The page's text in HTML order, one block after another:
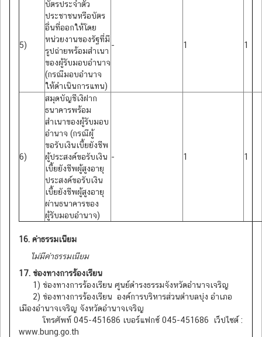
5)
บัตรประจำตัว
ประชาชนหรือบัตร
อื่นที่ออกให้โดย
หน่วยงานของรัฐที่มี
รูปถ่ายพร้อมสำเนา
ของผู้รับมอบอำนาจ
(กรณีมอบอำนาจ
ให้ดำเนินการแทน)
- 1 1
6)
สมุดบัญชีเงิฝาก
ธนาคารพร้อม
สำเนาของผู้รับมอบ
อำนาจ (กรณีผู้
ขอรับเงินเบี้ยยังชีพ
ผู้ประสงค์ขอรับเงิน
เบี้ยยังชีพผู้สูงอายุ
ประสงค์ขอรับเงิน
เบี้ยยังชีพผู้สูงอายุ
ผ่านธนาคารของ
ผู้รับมอบอำนาจ)
- 1 1
16. ค่าธรรมเนียม
ไม่มีค่าธรรมเนียม
17. ช่องทางการร้องเรียน
1) ช่องทางการร้องเรียน ศูนย์ดำรงธรรมจังหวัดอำนาจเจริญ
2) ช่องทางการร้องเรียน องค์การบริหารส่วนตำบลบุ่ง อำเภอ
เมืองอำนาจเจริญ จังหวัดอำนาจเจริญ
โทรศัพท์ 045-451686 เบอร์แฟกซ์ 045-451686 เว็ปไซต์ :
www.bung.go.th